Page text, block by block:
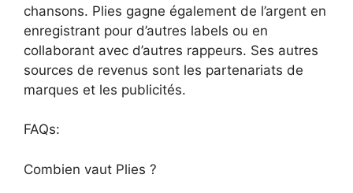
chansons. Plies gagne également de l’argent en
enregistrant pour d’autres labels ou en
collaborant avec d’autres rappeurs. Ses autres
sources de revenus sont les partenariats de
marques et les publicités.
FAQs:
Combien vaut Plies ?